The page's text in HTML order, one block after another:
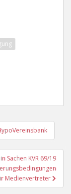
Sachen KVR 69/19
Medienvertreter